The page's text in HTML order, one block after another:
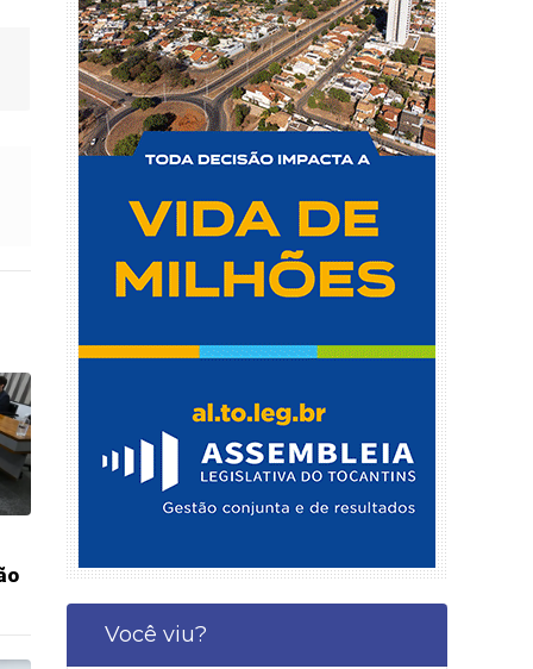
Você viu?